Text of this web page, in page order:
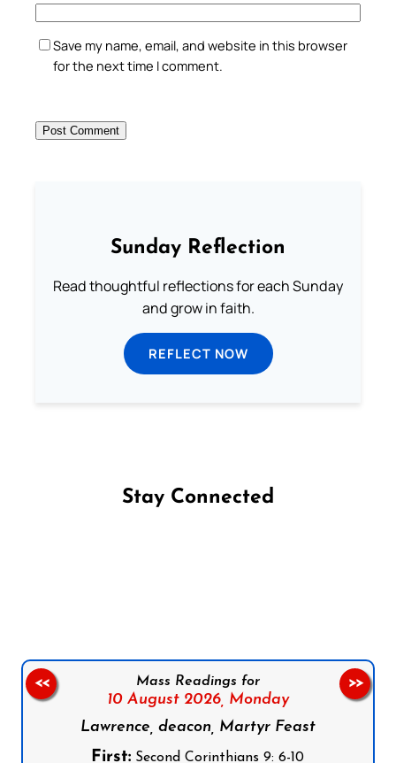
Save my name, email, and website in this browser
for the next time I comment.
Sunday Reflection
Read thoughtful reflections for each Sunday
and grow in faith.
REFLECT NOW
Stay Connected
Mass Readings for
10 August 2026, Monday
Lawrence, deacon, Martyr Feast
First: Second Corinthians 9: 6-10
<< >>